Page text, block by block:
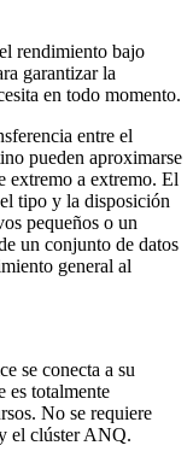
rendimiento bajo
garantizar la
en todo momento.
entre el
pueden aproximarse
extremo a extremo. El
tipo y la disposición
pequeños o un
un conjunto de datos
general al
se conecta a su
es totalmente
No se requiere
el clúster ANQ.